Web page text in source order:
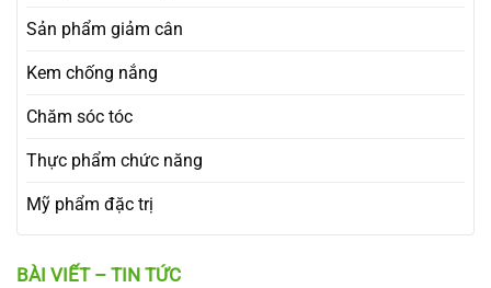
Sản phẩm giảm cân
Kem chống nắng
Chăm sóc tóc
Thực phẩm chức năng
Mỹ phẩm đặc trị
BÀI VIẾT – TIN TỨC